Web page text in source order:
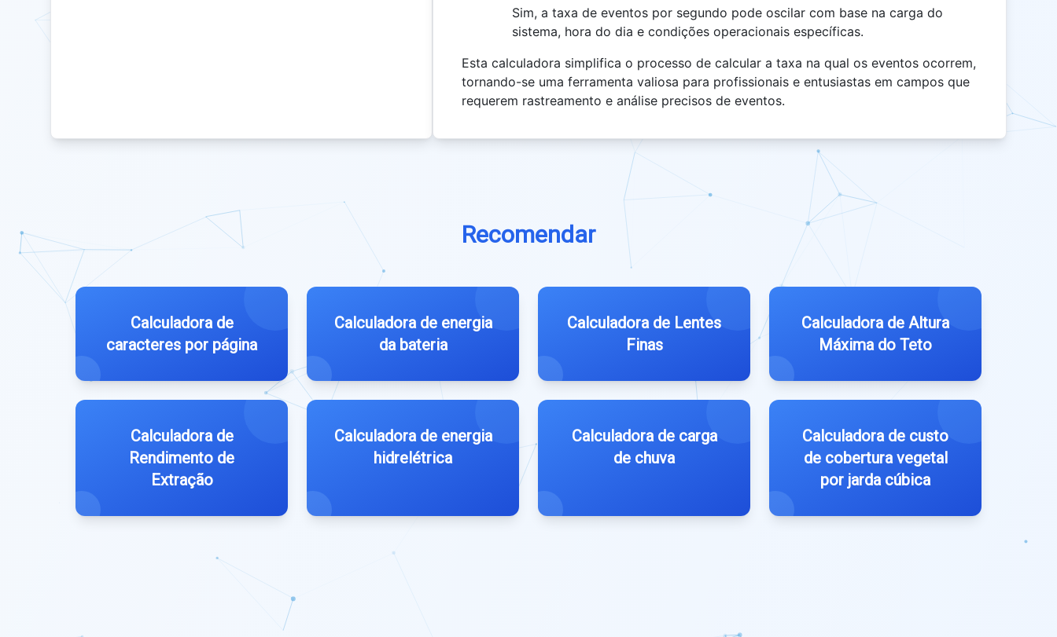
Sim, a taxa de eventos por segundo pode oscilar com base na carga do
sistema, hora do dia e condições operacionais específicas.
Esta calculadora simplifica o processo de calcular a taxa na qual os eventos ocorrem,
tornando-se uma ferramenta valiosa para profissionais e entusiastas em campos que
requerem rastreamento e análise precisos de eventos.
Recomendar
Calculadora de
caracteres por página
Calculadora de energia
da bateria
Calculadora de Lentes
Finas
Calculadora de Altura
Máxima do Teto
Calculadora de
Rendimento de
Extração
Calculadora de energia
hidrelétrica
Calculadora de carga
de chuva
Calculadora de custo
de cobertura vegetal
por jarda cúbica